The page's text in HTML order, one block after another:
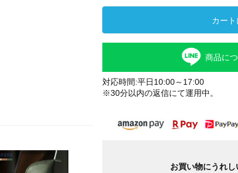
カート
商品に
対応時間:平日10:00～17:00
※30分以内の返信にて運用中。
お買い物にうれ